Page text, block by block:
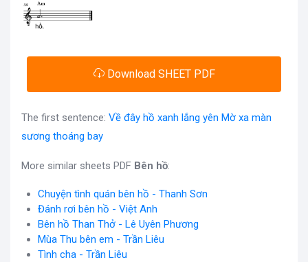
Download SHEET PDF
The first sentence: Về đây hồ xanh lắng yên Mờ xa màn
sương thoáng bay
More similar sheets PDF Bên hồ:
Chuyện tình quán bên hồ - Thanh Sơn
Đánh rơi bên hồ - Việt Anh
Bên hồ Than Thở - Lê Uyên Phương
Mùa Thu bên em - Trần Liêu
Tình cha - Trần Liêu